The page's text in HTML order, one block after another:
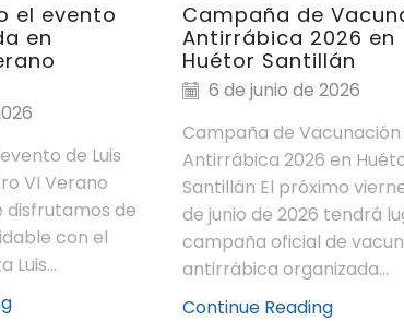
el evento
en
de Luis
VI Verano
disfrutamos de
con el
Luis...
Campaña de
Antirrábica 2026 en
Huétor Santillán
6 de junio de 2026
Campaña de Vacunación
Antirrábica 2026 en
Santillán El próximo
de junio de 2026 tendrá
campaña oficial de
antirrábica organizada...
Continue Reading